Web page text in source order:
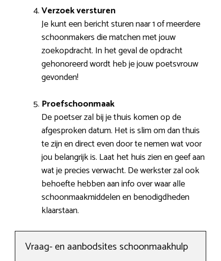
Verzoek versturen
Je kunt een bericht sturen naar 1 of meerdere
schoonmakers die matchen met jouw
zoekopdracht. In het geval de opdracht
gehonoreerd wordt heb je jouw poetsvrouw
gevonden!
Proefschoonmaak
De poetser zal bij je thuis komen op de
afgesproken datum. Het is slim om dan thuis
te zijn en direct even door te nemen wat voor
jou belangrijk is. Laat het huis zien en geef aan
wat je precies verwacht. De werkster zal ook
behoefte hebben aan info over waar alle
schoonmaakmiddelen en benodigdheden
klaarstaan.
Vraag- en aanbodsites schoonmaakhulp